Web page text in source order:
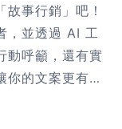
事行銷」吧！
，並透過 AI 工
動呼籲，還有實
你的文案更有溫